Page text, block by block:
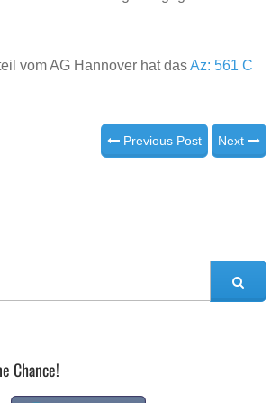
vom AG Hannover hat dasAz: 561 C
Previous Post Next
Chance!